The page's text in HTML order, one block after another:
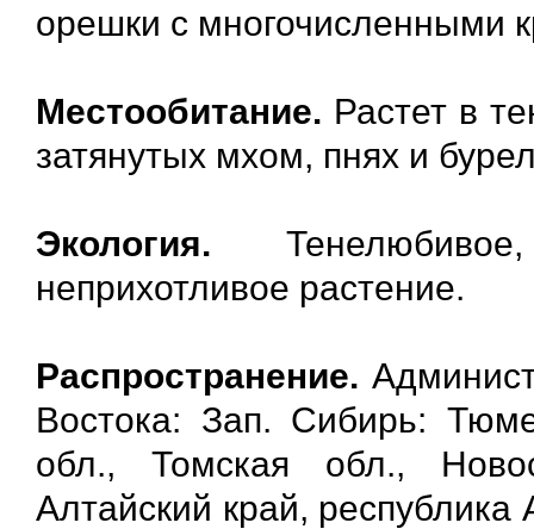
орешки с многочисленными
Местообитание. Растет в
затянутых мхом, пнях и
Экология. Тенелюбивое,
неприхотливое растение.
Распространение.
Востока: Зап. Сибирь:
обл., Томская обл.,
Алтайский край,